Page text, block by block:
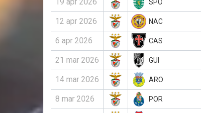
SPO
12 apr 2026 NAC
6 apr 2026 CAS
21 mar 2026 GUI
14 mar 2026 ARO
8 mar 2026 POR